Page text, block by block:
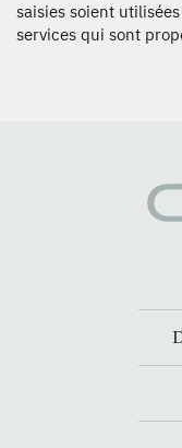
saisies soient
services qui sont